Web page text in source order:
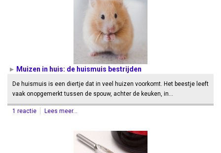
Muizen in huis: de huismuis bestrijden
De huismuis is een diertje dat in veel huizen voorkomt. Het beestje leeft
vaak onopgemerkt tussen de spouw, achter de keuken, in…
1 reactie Lees meer...